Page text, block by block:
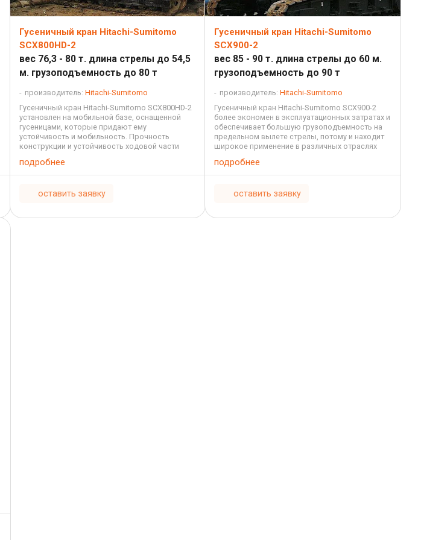
Гусеничный кран Hitachi-Sumitomo
SCX800HD-2
вес 76,3 - 80 т. длина стрелы до 54,5
м. грузоподъемность до 80 т
производитель: Hitachi-Sumitomo
Гусеничный кран Hitachi-Sumitomo SCX800HD-2
установлен на мобильной базе, оснащенной
гусеницами, которые придают ему
устойчивость и мобильность. Прочность
конструкции и устойчивость ходовой части
с ...
подробнее
оставить заявку
Гусеничный кран Hitachi-Sumitomo
SCX900-2
вес 85 - 90 т. длина стрелы до 60 м.
грузоподъемность до 90 т
производитель:Hitachi-Sumitomo
Гусеничный кран Hitachi-Sumitomo SCX900-2
более экономен в эксплуатационных затратах и
обеспечивает большую грузоподъемность на
предельном вылете стрелы, потому и находит
широкое применение в различных отраслях
подробнее
оставить заявку